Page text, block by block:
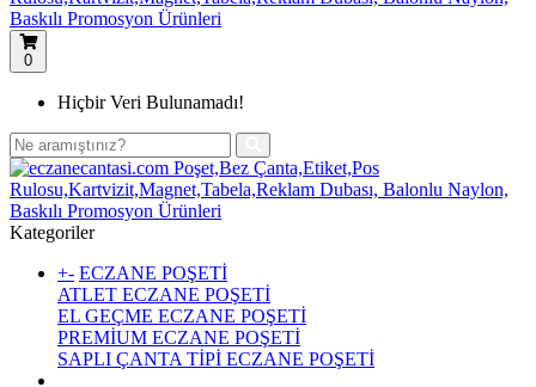
0
Hiçbir Veri Bulunamadı!
Kategoriler
+- ECZANE POŞETİ
ATLET ECZANE POŞETİ
EL GEÇME ECZANE POŞETİ
PREMİUM ECZANE POŞETİ
SAPLI ÇANTA TİPİ ECZANE POŞETİ